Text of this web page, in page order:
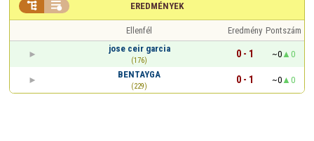
EREDMÉNYEK
 
Ellenfél Eredmény Pontszám
jose ceir garcia
(176)
0 - 1 ~0
0
BENTAYGA
(229)
0 - 1 ~0 0